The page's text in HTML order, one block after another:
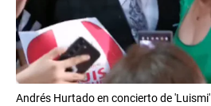
Andrés Hurtado en concierto de 'Luismi'